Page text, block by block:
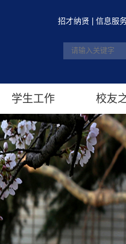
招才纳贤 信息服
学生工作 校友